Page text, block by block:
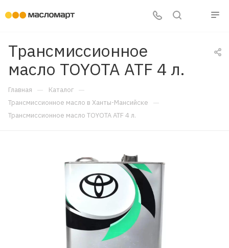
Трансмиссионное
масло TOYOTA ATF 4 л.
Главная — Каталог —
Трансмиссионное масло в Ханты-Мансийске —
Трансмиссионное масло TOYOTA ATF 4 л.